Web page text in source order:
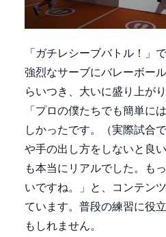
「ガチレシーブバトル！」
強烈なサーブにバレーボー
らいつき、大いに盛り上が
「プロの僕たちでも簡単に
しかったです。（実際試合
や手の出し方をしないと良
も本当にリアルでした。も
いですね。」と、コンテン
ています。普段の練習に役
もしれません。